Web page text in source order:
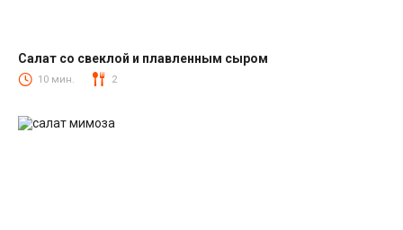
Салаты со свеклой
Салат со свеклой и плавленным сыром
10 мин. 2